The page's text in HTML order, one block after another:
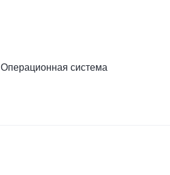
Операционная система